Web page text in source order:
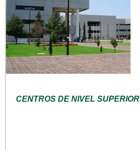
CENTROS DE NIVEL SUPERIOR